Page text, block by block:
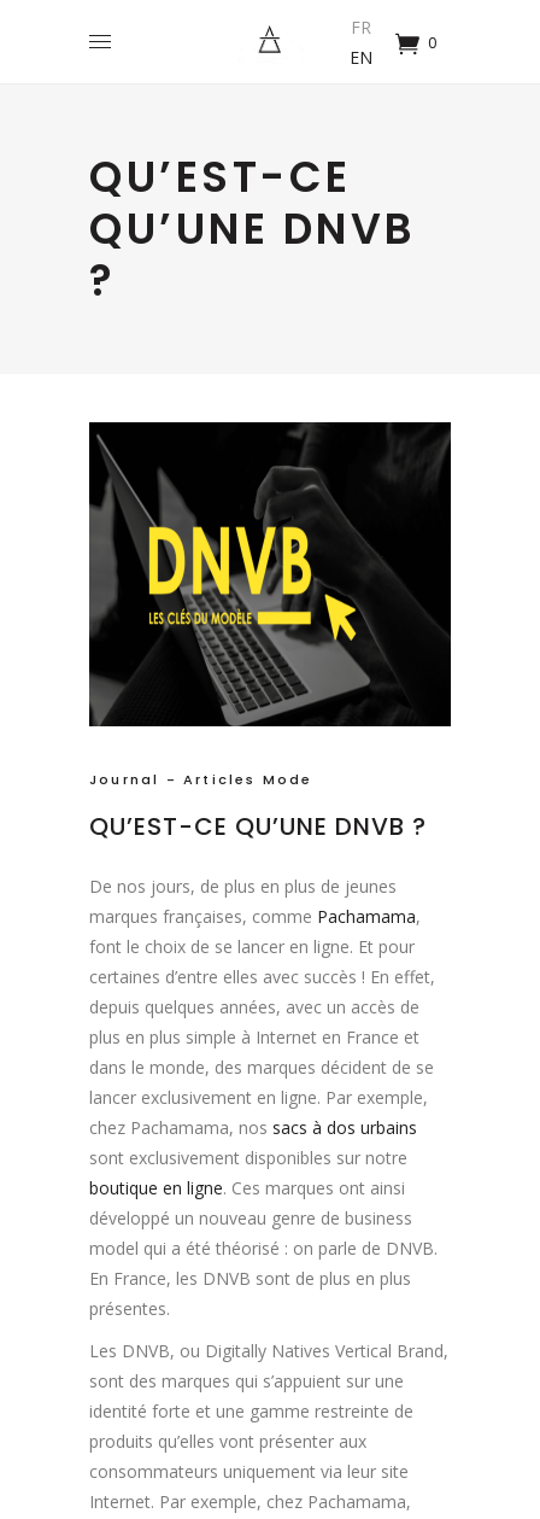
FR
EN
0
QU’EST-CE
QU’UNE DNVB
?
Journal - Articles Mode
QU’EST-CE QU’UNE DNVB ?
De nos jours, de plus en plus de jeunes
marques françaises, comme Pachamama,
font le choix de se lancer en ligne. Et pour
certaines d’entre elles avec succès ! En effet,
depuis quelques années, avec un accès de
plus en plus simple à Internet en France et
dans le monde, des marques décident de se
lancer exclusivement en ligne. Par exemple,
chez Pachamama, nos sacs à dos urbains
sont exclusivement disponibles sur notre
boutique en ligne. Ces marques ont ainsi
développé un nouveau genre de business
model qui a été théorisé : on parle de DNVB.
En France, les DNVB sont de plus en plus
présentes.
Les DNVB, ou Digitally Natives Vertical Brand,
sont des marques qui s’appuient sur une
identité forte et une gamme restreinte de
produits qu’elles vont présenter aux
consommateurs uniquement via leur site
Internet. Par exemple, chez Pachamama,